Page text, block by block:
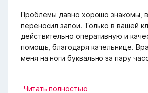
Проблемы давно хорошо знакомы,
переносил запои. Только в вашей
действительно оперативную и
помощь, благодаря капельнице.
меня на ноги буквально за пару
Читать полностью